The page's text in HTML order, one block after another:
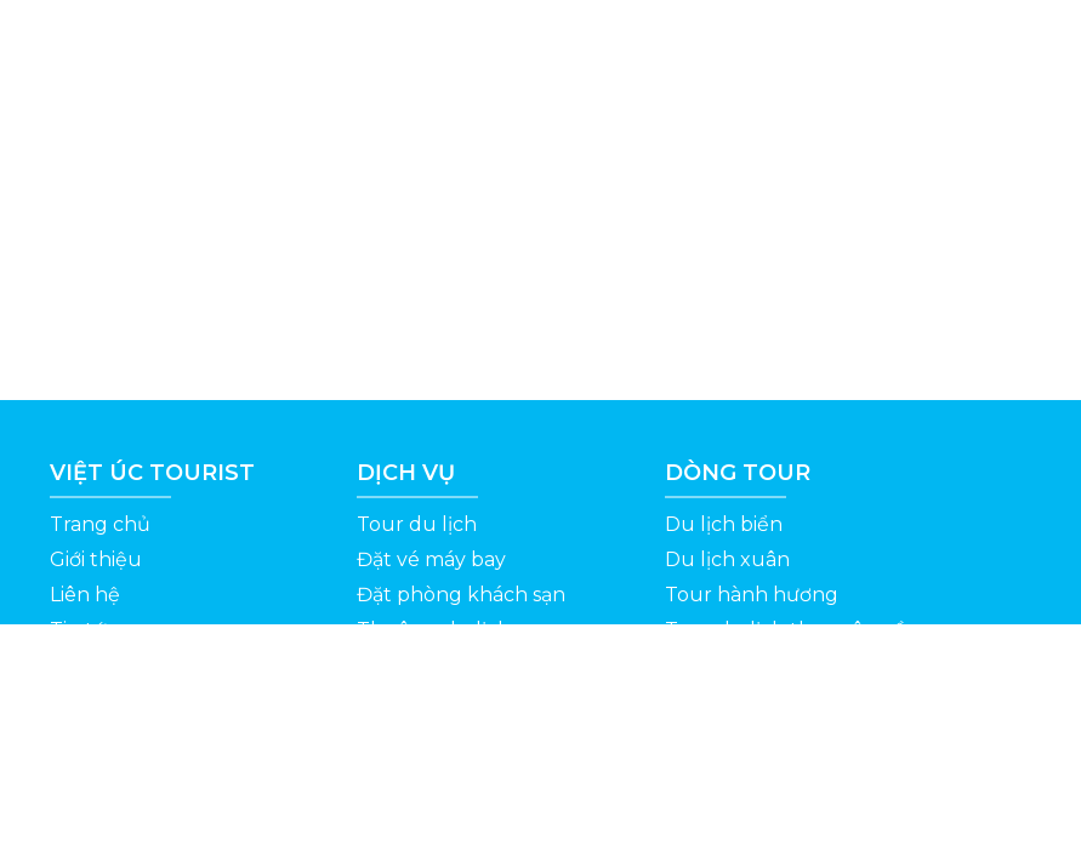
VIỆT ÚC TOURIST
Trang chủ
Giới thiệu
Liên hệ
Tin tức
DỊCH VỤ
Tour du lịch
Đặt vé máy bay
Đặt phòng khách sạn
Thuê xe du lịch
DÒNG TOUR
Du lịch biển
Du lịch xuân
Tour hành hương
Tour du lịch theo yêu cầu